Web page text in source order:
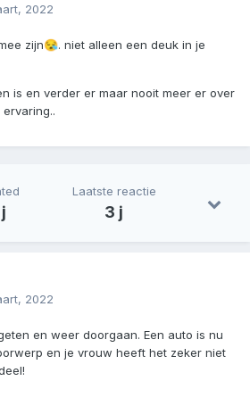
2022
zijn😪. niet alleen een deuk in je
is en verder er maar nooit meer er over
Laatste reactie
3 j
2022
en weer doorgaan. Een auto is nu
en je vrouw heeft het zeker niet